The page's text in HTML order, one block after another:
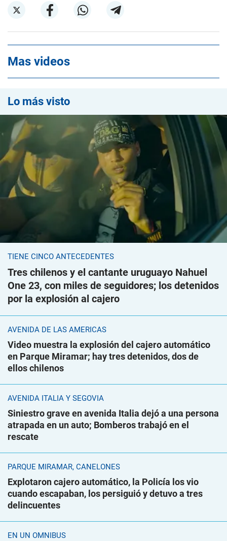
Mas videos
Lo más visto
TIENE CINCO ANTECEDENTES
Tres chilenos y el cantante uruguayo Nahuel
One 23, con miles de seguidores; los detenidos
por la explosión al cajero
AVENIDA DE LAS AMÉRICAS
Video muestra la explosión del cajero automático
en Parque Miramar; hay tres detenidos, dos de
ellos chilenos
AVENIDA ITALIA Y SEGOVIA
Siniestro grave en avenida Italia dejó a una persona
atrapada en un auto; Bomberos trabajó en el
rescate
PARQUE MIRAMAR, CANELONES
Explotaron cajero automático, la Policía los vio
cuando escapaban, los persiguió y detuvo a tres
delincuentes
EN UN ÓMNIBUS